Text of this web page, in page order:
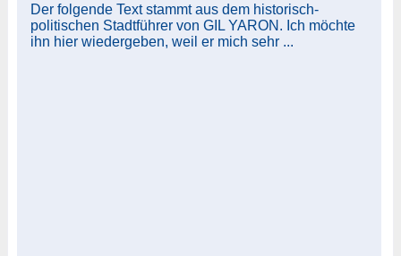
Der folgende Text stammt aus dem historisch-
politischen Stadtführer von GIL YARON. Ich möchte
ihn hier wiedergeben, weil er mich sehr ...